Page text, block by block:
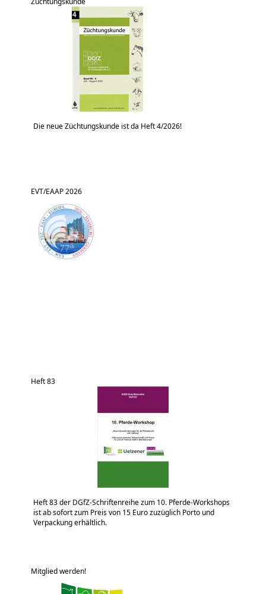
Die neue Züchtungskunde ist da Heft 4/2026!
EVT/EAAP 2026
Heft 83
Heft 83 der DGfZ-Schriftenreihe zum 10. Pferde-Workshops
ist ab sofort zum Preis von 15 Euro zuzüglich Porto und
Verpackung erhältlich.
Mitglied werden!